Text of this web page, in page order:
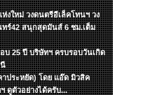
งใหม่ วงดนตรีอีเล็คโทนฯ วง
ร์42 สนุกสุดมันส์ 6 ชม.เต็ม
บ 25 ปี บริษัทฯ ครบรอบวันเกิด
าประหยัด) โดย แอ๊ด มิวสิค
ดูตัวอย่างได้ครับ...